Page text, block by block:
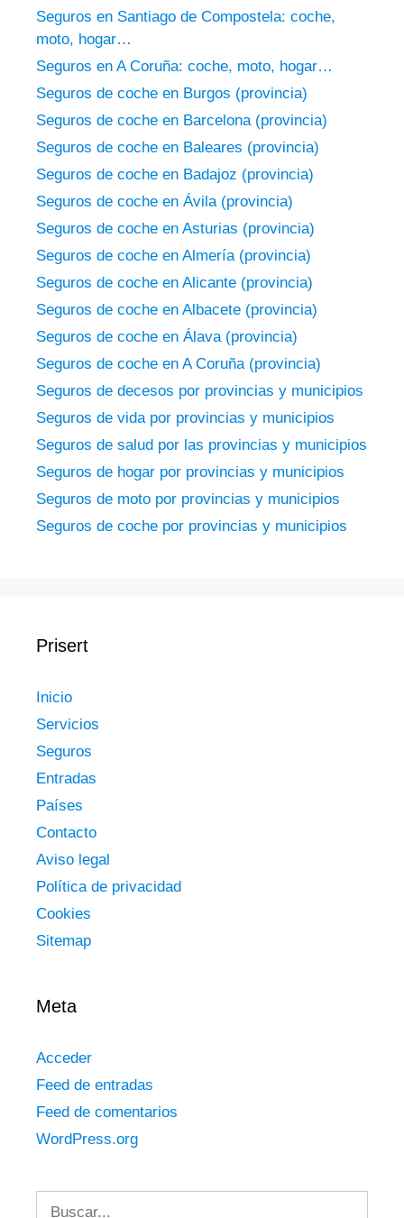
Seguros en Santiago de Compostela: coche,
moto, hogar…
Seguros en A Coruña: coche, moto, hogar…
Seguros de coche en Burgos (provincia)
Seguros de coche en Barcelona (provincia)
Seguros de coche en Baleares (provincia)
Seguros de coche en Badajoz (provincia)
Seguros de coche en Ávila (provincia)
Seguros de coche en Asturias (provincia)
Seguros de coche en Almería (provincia)
Seguros de coche en Alicante (provincia)
Seguros de coche en Albacete (provincia)
Seguros de coche en Álava (provincia)
Seguros de coche en A Coruña (provincia)
Seguros de decesos por provincias y municipios
Seguros de vida por provincias y municipios
Seguros de salud por las provincias y municipios
Seguros de hogar por provincias y municipios
Seguros de moto por provincias y municipios
Seguros de coche por provincias y municipios
Prisert
Inicio
Servicios
Seguros
Entradas
Países
Contacto
Aviso legal
Política de privacidad
Cookies
Sitemap
Meta
Acceder
Feed de entradas
Feed de comentarios
WordPress.org